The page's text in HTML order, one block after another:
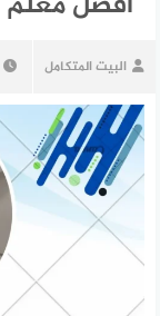
البيت المتكامل